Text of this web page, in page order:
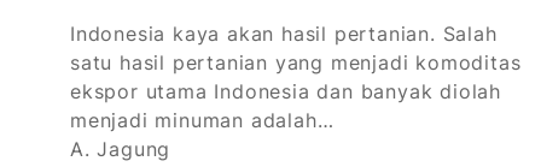
Indonesia kaya akan hasil pertanian. Salah
satu hasil pertanian yang menjadi komoditas
ekspor utama Indonesia dan banyak diolah
menjadi minuman adalah…
A. Jagung